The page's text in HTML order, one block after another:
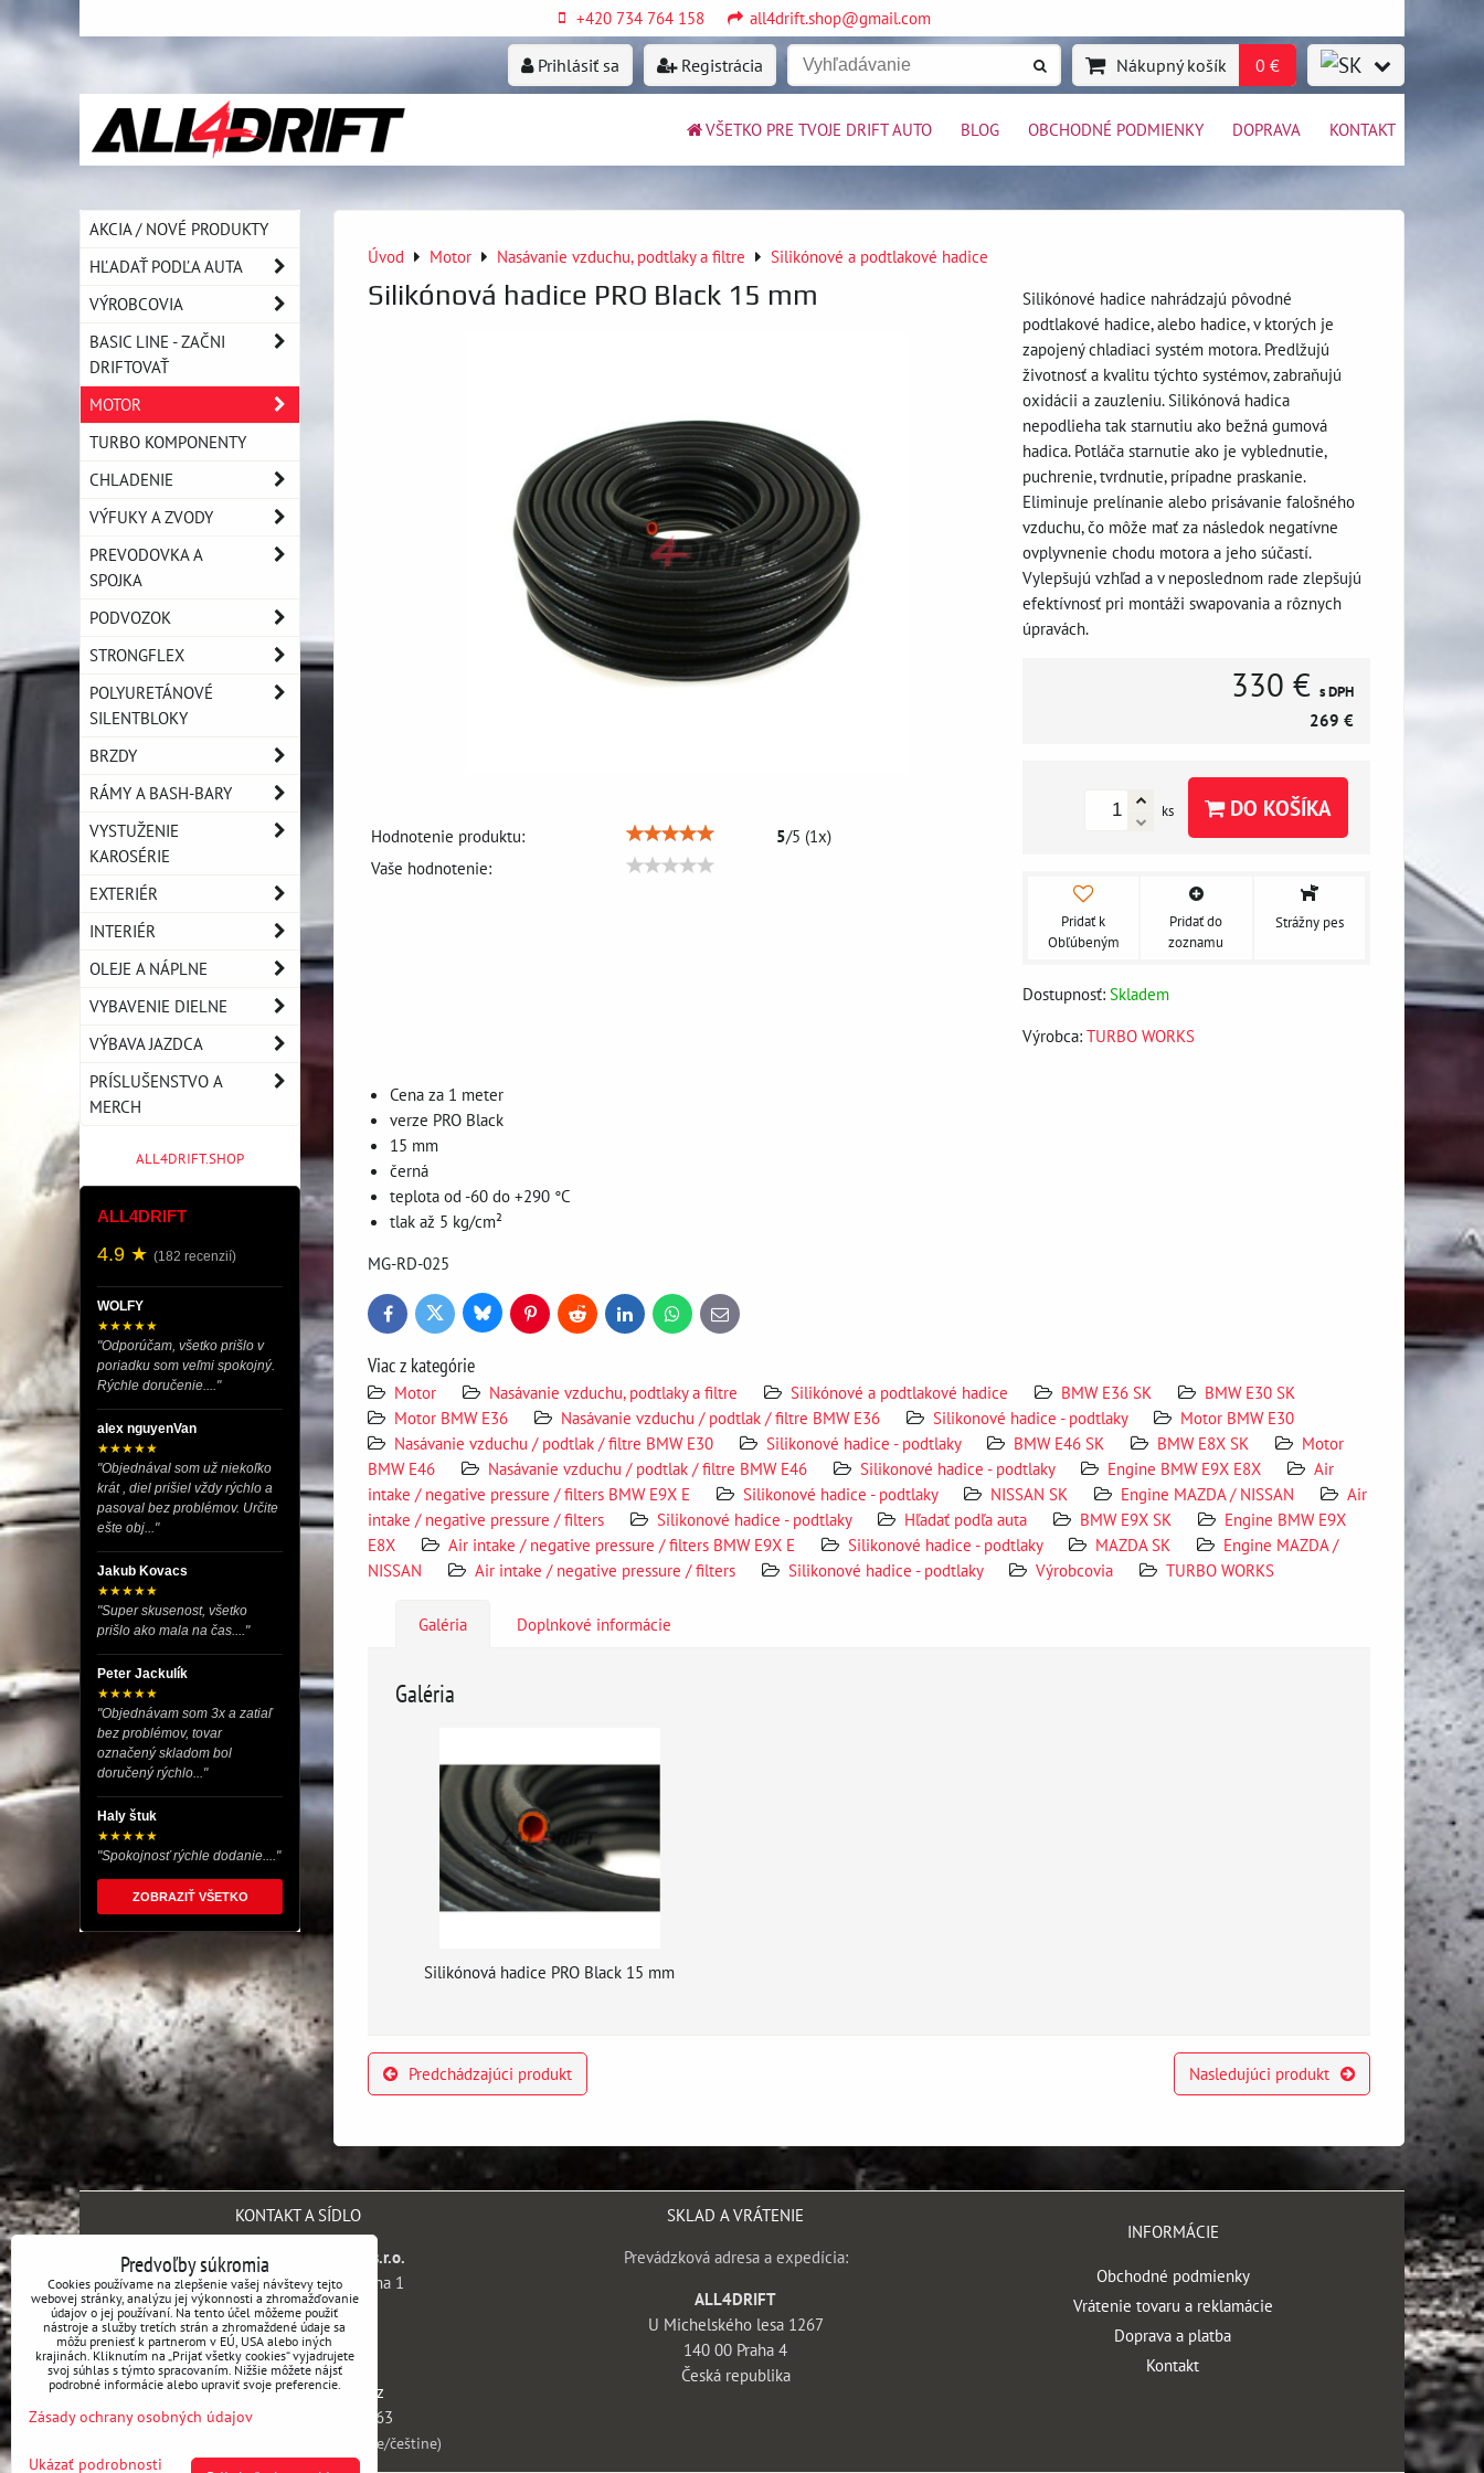
+420 734 764 158 all4drift.shop@gmail.com
Prihlásiť sa Registrácia Nákupný košík 0 €
VŠETKO PRE TVOJE DRIFT AUTO BLOG OBCHODNÉ PODMIENKY DOPRAVA KONTAKT
Úvod Motor Nasávanie vzduchu, podtlaky a filtre Silikónové a podtlakové hadice
Silikónová hadice PRO Black 15 mm
Hodnotenie produktu: 5/5 (1x)
Vaše hodnotenie:
Silikónové hadice nahrádzajú pôvodné
podtlakové hadice, alebo hadice, v ktorých je
zapojený chladiaci systém motora. Predlžujú
životnosť a kvalitu týchto systémov, zabraňujú
oxidácii a zauzleniu. Silikónová hadica
nepodlieha tak starnutiu ako bežná gumová
hadica. Potláča starnutie ako je vyblednutie,
puchrenie, tvrdnutie, prípadne praskanie.
Eliminuje prelínanie alebo prisávanie falošného
vzduchu, čo môže mať za následok negatívne
ovplyvnenie chodu motora a jeho súčastí.
Vylepšujú vzhľad a v neposlednom rade zlepšujú
efektívnosť pri montáži swapovania a rôznych
úpravách.
330 € s DPH
269 €
ks DO KOŠÍKA
Pridať k
Obľúbeným
Pridať do
zoznamu
Strážny pes
Dostupnosť: Skladem
Výrobca: TURBO WORKS
Cena za 1 meter
verze PRO Black
15 mm
černá
teplota od -60 do +290 °C
tlak až 5 kg/cm²
MG-RD-025
FacebookTwitter BlueskyPinterestReddit LinkedInWhatsApp
E-
mail
Viac z kategórie
Motor Nasávanie vzduchu, podtlaky a filtre Silikónové a podtlakové hadice BMW E36 SK
BMW E30 SK
Motor BMW E36
Nasávanie vzduchu / podtlak / filtre BMW E36 Silikonové hadice - podtlaky
Motor BMW E30
Nasávanie vzduchu / podtlak / filtre BMW E30
Silikonové hadice - podtlaky BMW E46 SK BMW E8X SK
Motor
BMW E46
Nasávanie vzduchu / podtlak / filtre BMW E46 Silikonové hadice - podtlaky Engine BMW E9X E8X
Air
intake / negative pressure / filters BMW E9X E
Silikonové hadice - podtlaky NISSAN SK Engine MAZDA / NISSAN
Air
intake / negative pressure / filters
Silikonové hadice - podtlaky Hľadať podľa auta BMW E9X SK
Engine BMW E9X
E8X
Air intake / negative pressure / filters BMW E9X E Silikonové hadice - podtlaky MAZDA SK
Engine MAZDA /
NISSAN
Air intake / negative pressure / filters Silikonové hadice - podtlaky Výrobcovia TURBO WORKS
Galéria Doplnkové informácie
Galéria
Silikónová hadice PRO Black 15 mm
Predchádzajúci produkt Nasledujúci produkt
AKCIA / NOVÉ PRODUKTY
HĽADAŤ PODĽA AUTA
VÝROBCOVIA
BASIC LINE - ZAČNI
DRIFTOVAŤ
MOTOR
TURBO KOMPONENTY
CHLADENIE
VÝFUKY A ZVODY
PREVODOVKA A
SPOJKA
PODVOZOK
STRONGFLEX
POLYURETÁNOVÉ
SILENTBLOKY
BRZDY
RÁMY A BASH-BARY
VYSTUŽENIE
KAROSÉRIE
EXTERIÉR
INTERIÉR
OLEJE A NÁPLNE
VYBAVENIE DIELNE
VÝBAVA JAZDCA
PRÍSLUŠENSTVO A
MERCH
ALL4DRIFT.SHOP
ALL4DRIFT
4.9 ★ (182 recenzií)
WOLFY
★★★★★
"Odporúčam, všetko prišlo v
poriadku som veľmi spokojný.
Rýchle doručenie...."
alex nguyenVan
★★★★★
"Objednával som už niekoľko
krát , diel prišiel vždy rýchlo a
pasoval bez problémov. Určite
ešte obj..."
Jakub Kovacs
★★★★★
"Super skusenost, všetko
prišlo ako mala na čas...."
Peter Jackulík
★★★★★
"Objednávam som 3x a zatiaľ
bez problémov, tovar
označený skladom bol
doručený rýchlo..."
Haly štuk
★★★★★
"Spokojnosť rýchle dodanie...."
ZOBRAZIŤ VŠETKO
KONTAKT A SÍDLO
SH engineering company s.r.o.
Kaprova 42/14, 110 00 Praha 1
Česká republika
IČ DPH:CZ14099187
E-mail: info@all4drift.cz
Telefón:
+420 722 631 163
(Zákaznícka podpora v slovenčine/češtine)
SKLAD A VRÁTENIE
Prevádzková adresa a expedícia:
ALL4DRIFT
U Michelského lesa 1267
140 00 Praha 4
Česká republika
INFORMÁCIE
Obchodné podmienky
Vrátenie tovaru a reklamácie
Doprava a platba
Kontakt
Predvoľby súkromia
Cookies používame na zlepšenie vašej návštevy tejto
webovej stránky, analýzu jej výkonnosti a zhromažďovanie
údajov o jej používaní. Na tento účel môžeme použiť
nástroje a služby tretích strán a zhromaždené údaje sa
môžu preniesť k partnerom v EÚ, USA alebo iných
krajinách. Kliknutím na „Prijať všetky cookies“ vyjadrujete
svoj súhlas s týmto spracovaním. Nižšie môžete nájsť
podrobné informácie alebo upraviť svoje preferencie.
Zásady ochrany osobných údajov
Ukázať podrobnosti